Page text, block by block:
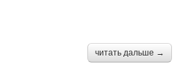
читать дальше →